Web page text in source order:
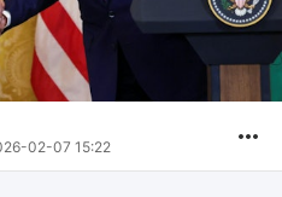
02-07 15:22